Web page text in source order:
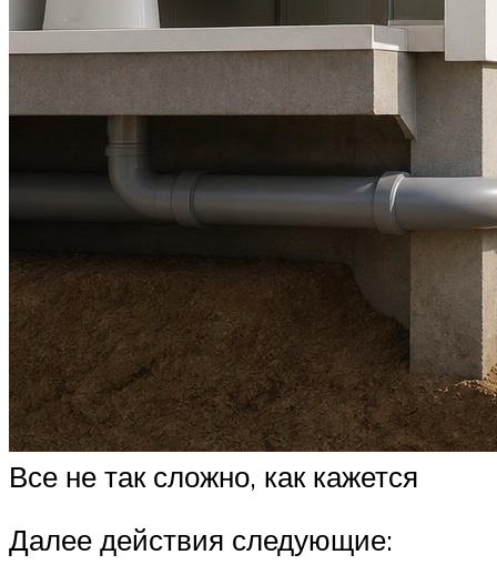
Все не так сложно, как кажется
Далее действия следующие: